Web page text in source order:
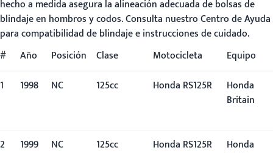
hecho a medida asegura la alineación adecuada de bolsas de
blindaje en hombros y codos. Consulta nuestroCentro de Ayuda
para compatibilidad de blindaje e instrucciones de cuidado.
#
Año Posición Clase Motocicleta
Equipo
1
1998 NC 125cc Honda RS125R
Honda
Britain
2 1999 NC 125cc Honda RS125R
Honda